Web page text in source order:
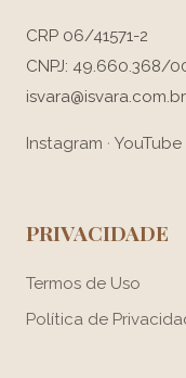
CRP 06/41571-2
CNPJ: 49.660.368/
isvara@isvara.com.br
Instagram · YouTube
PRIVACIDADE
Termos de Uso
Política de